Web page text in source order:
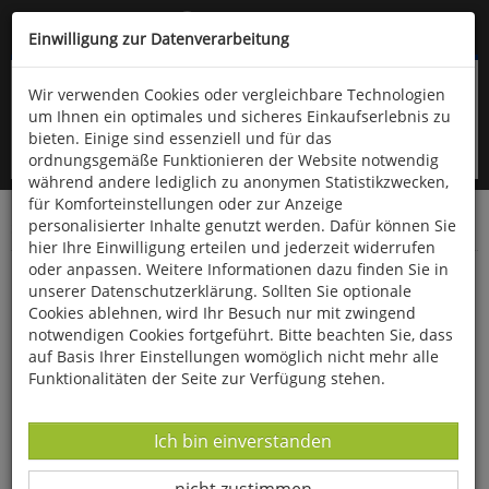
Kompletten Head der Seite überspringen
oder (06766) 9323-960
Startseite Bücher Literatur Belletristik
Bornholmer Finale
Einwilligung zur Datenverarbeitung
Wir verwenden Cookies oder vergleichbare Technologien
um Ihnen ein optimales und sicheres Einkaufserlebnis zu
bieten. Einige sind essenziell und für das
ordnungsgemäße Funktionieren der Website notwendig
während andere lediglich zu anonymen Statistikzwecken,
für Komforteinstellungen oder zur Anzeige
personalisierter Inhalte genutzt werden. Dafür können Sie
hier Ihre Einwilligung erteilen und jederzeit widerrufen
oder anpassen. Weitere Informationen dazu finden Sie in
unserer Datenschutzerklärung. Sollten Sie optionale
Cookies ablehnen, wird Ihr Besuch nur mit zwingend
notwendigen Cookies fortgeführt. Bitte beachten Sie, dass
auf Basis Ihrer Einstellungen womöglich nicht mehr alle
Funktionalitäten der Seite zur Verfügung stehen.
Datenverarbeitung -
Ich bin einverstanden